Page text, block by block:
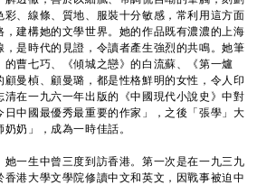
、線條、質地、服裝十分敏感，常利用這方面
建構她的文學世界。她的作品既有濃濃的上海
，是時代的見證，令讀者產生強烈的共鳴。她筆
曹七巧、《傾城之戀》的白流蘇、《第一爐
曼楨、顧曼璐，都是性格鮮明的女性，令人印
在一九六一年出版的《中國現代小說史》中對
中國最優秀最重要的作家」，之後「張學」大
奶」，成為一時佳話。
一生中曾三度到訪香港。第一次是在一九三九
港大學文學院修讀中文和英文，因戰事被迫中